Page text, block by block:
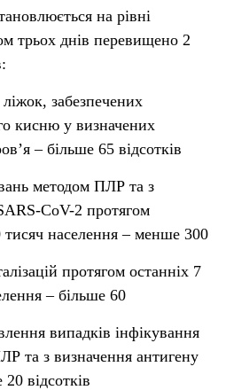
на рівні
трьох днів перевищено 2
забезпечених
кисню у визначених
– більше 65 відсотків
методом ПЛР та з
CoV-2 протягом
тисяч населення – менше 300
протягом останніх 7
– більше 60
випадків інфікування
та з визначення антигену
відсотків